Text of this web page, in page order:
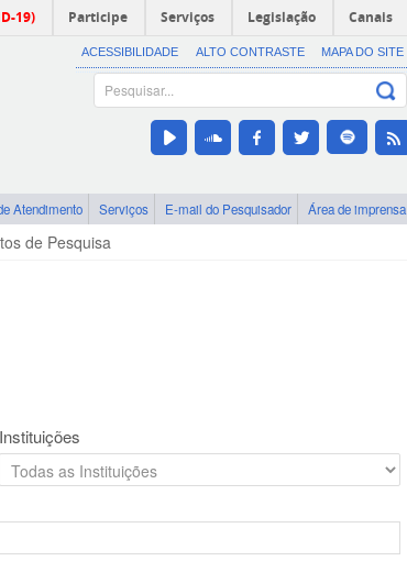
19) Participe Serviços Legislação Canais
ACESSIBILIDADE ALTO CONTRASTE MAPA DO SITE
Atendimento Serviços E-mail do Pesquisador Área de imprensa
de Pesquisa
Instituições